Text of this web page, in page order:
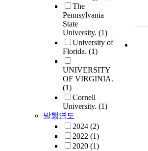
The
Pennsylvania
State
University. (1)
University of
Florida. (1)
UNIVERSITY
OF VIRGINIA.
(1)
Cornell
University. (1)
발행연도
2024 (2)
2022 (1)
2020 (1)